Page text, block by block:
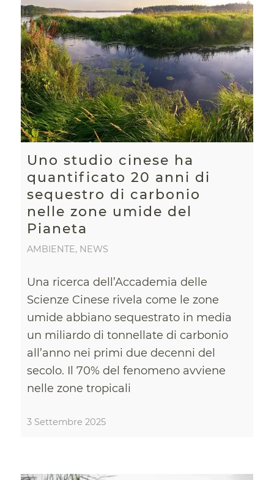
Uno studio cinese ha
quantificato 20 anni di
sequestro di carbonio
nelle zone umide del
Pianeta
AMBIENTE, NEWS
Una ricerca dell’Accademia delle
Scienze Cinese rivela come le zone
umide abbiano sequestrato in media
un miliardo di tonnellate di carbonio
all’anno nei primi due decenni del
secolo. Il 70% del fenomeno avviene
nelle zone tropicali
3 Settembre 2025